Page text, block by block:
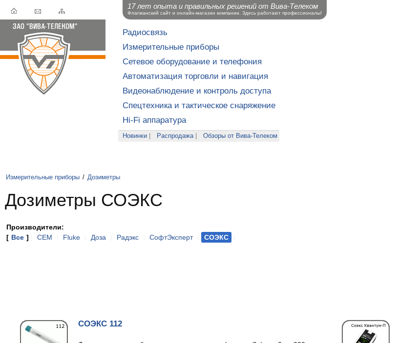
Радиосвязь
Измерительные приборы
Сетевое оборудование и телефония
Автоматизация торговли и навигация
Видеонаблюдение и контроль доступа
Спецтехника и тактическое снаряжение
Hi-Fi аппаратура
Новинки Распродажа| Обзоры от Вива-Телеком
Измерительные приборы / Дозиметры
Дозиметры СОЭКС
Производители:
[ Все ] CEM Fluke Доза Радэкс СофтЭксперт СОЭКС
СОЭКС 112
17 лет опыта и правильных решений от Вива-Телеком
Флагманский сайт и онлайн-магазин компании. Здесь работают профессионалы!